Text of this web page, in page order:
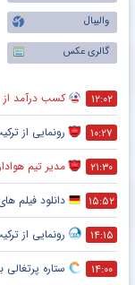
والیبال
گالری عکس
۱۲:۰۲ کسب درآمد از
۱۰:۲۷ رونمایی از
۲۱:۳۰ مدیر تیم
۱۵:۵۲ دانلود فیلم
۱۴:۱۵ رونمایی از
۱۴:۰۰ ستاره پرتغالی